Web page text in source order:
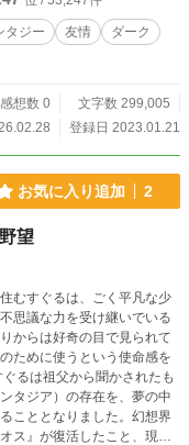
タジー 友情
ダーク
感想数 0
文字数 299,005
登録日 2023.01.21
お気に入り追加 2
望
むすぐるは、ごく平凡な少
思議な力を受け継いでいる
からは好奇の目で見られて
ために使うという使命感を
るは祖父から聞かされたも
タジア）の存在を、夢の中
こととなりました。幻想界
ス』が復活したこと、現実